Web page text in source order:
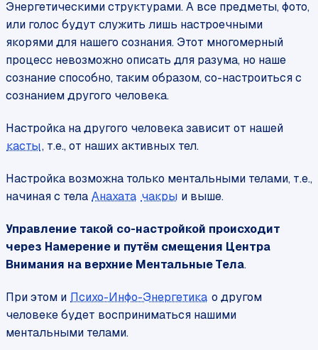
Энергетическими структурами. А все предметы, фото,
или голос будут служить лишь настроечными
якорями для нашего сознания. Этот многомерный
процесс невозможно описать для разума, но наше
сознание способно, таким образом, со-настроиться с
сознанием другого человека.
Настройка на другого человека зависит от нашей
касты, т.е., от наших активных тел.
Настройка возможна только ментальными телами, т.е.,
начиная с тела Анахата чакры и выше.
Управление такой со-настройкой происходит
через Намерение и путём смещения Центра
Внимания на верхние Ментальные Тела.
При этом и Психо-Инфо-Энергетика о другом
человеке будет восприниматься нашими
ментальными телами.